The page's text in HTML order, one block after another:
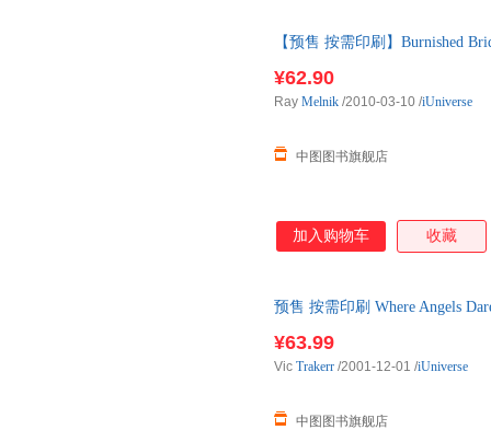
【预售 按需印刷】Burnished
¥62.90
中图图书旗舰店
Ray Melnik /2010-03-10 /iUniverse
加入购物车 收藏
预售 按需印刷 Where Angels
¥63.99
中图图书旗舰店
Vic Trakerr /2001-12-01 /iUniverse